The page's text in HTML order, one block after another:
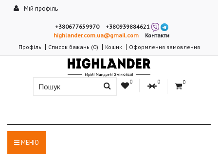
Мій профіль
+380677659970
+380939884621
highlander.com.ua@gmail.com
Контакти
Профіль
Список бажань (0) Кошик Оформлення замовлення
0 0 0
МЕНЮ